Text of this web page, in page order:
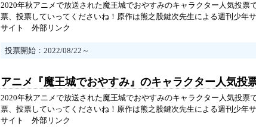
2020年秋アニメで放送された魔王城でおやすみのキャラクター人気投票
票、投票していってくださいね！原作は熊之股鍵次先生による週刊少年
サイト 外部リンク
投票開始：2022/08/22～
アニメ『魔王城でおやすみ』のキャラクター人気投
2020年秋アニメで放送された魔王城でおやすみのキャラクター人気投票
票、投票していってくださいね！原作は熊之股鍵次先生による週刊少年
サイト 外部リンク